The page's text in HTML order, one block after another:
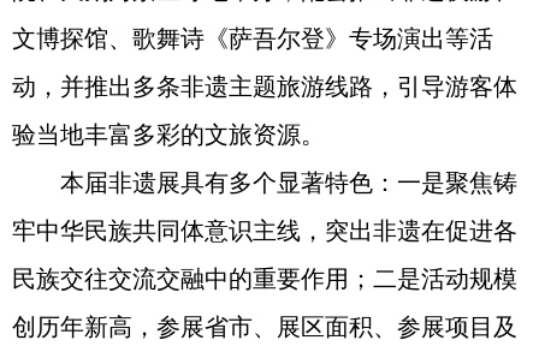
文博探馆、歌舞诗《萨吾尔登》专场演出等活
动，并推出多条非遗主题旅游线路，引导游客体
验当地丰富多彩的文旅资源。
本届非遗展具有多个显著特色：一是聚焦铸
牢中华民族共同体意识主线，突出非遗在促进各
民族交往交流交融中的重要作用；二是活动规模
创历年新高，参展省市、展区面积、参展项目及